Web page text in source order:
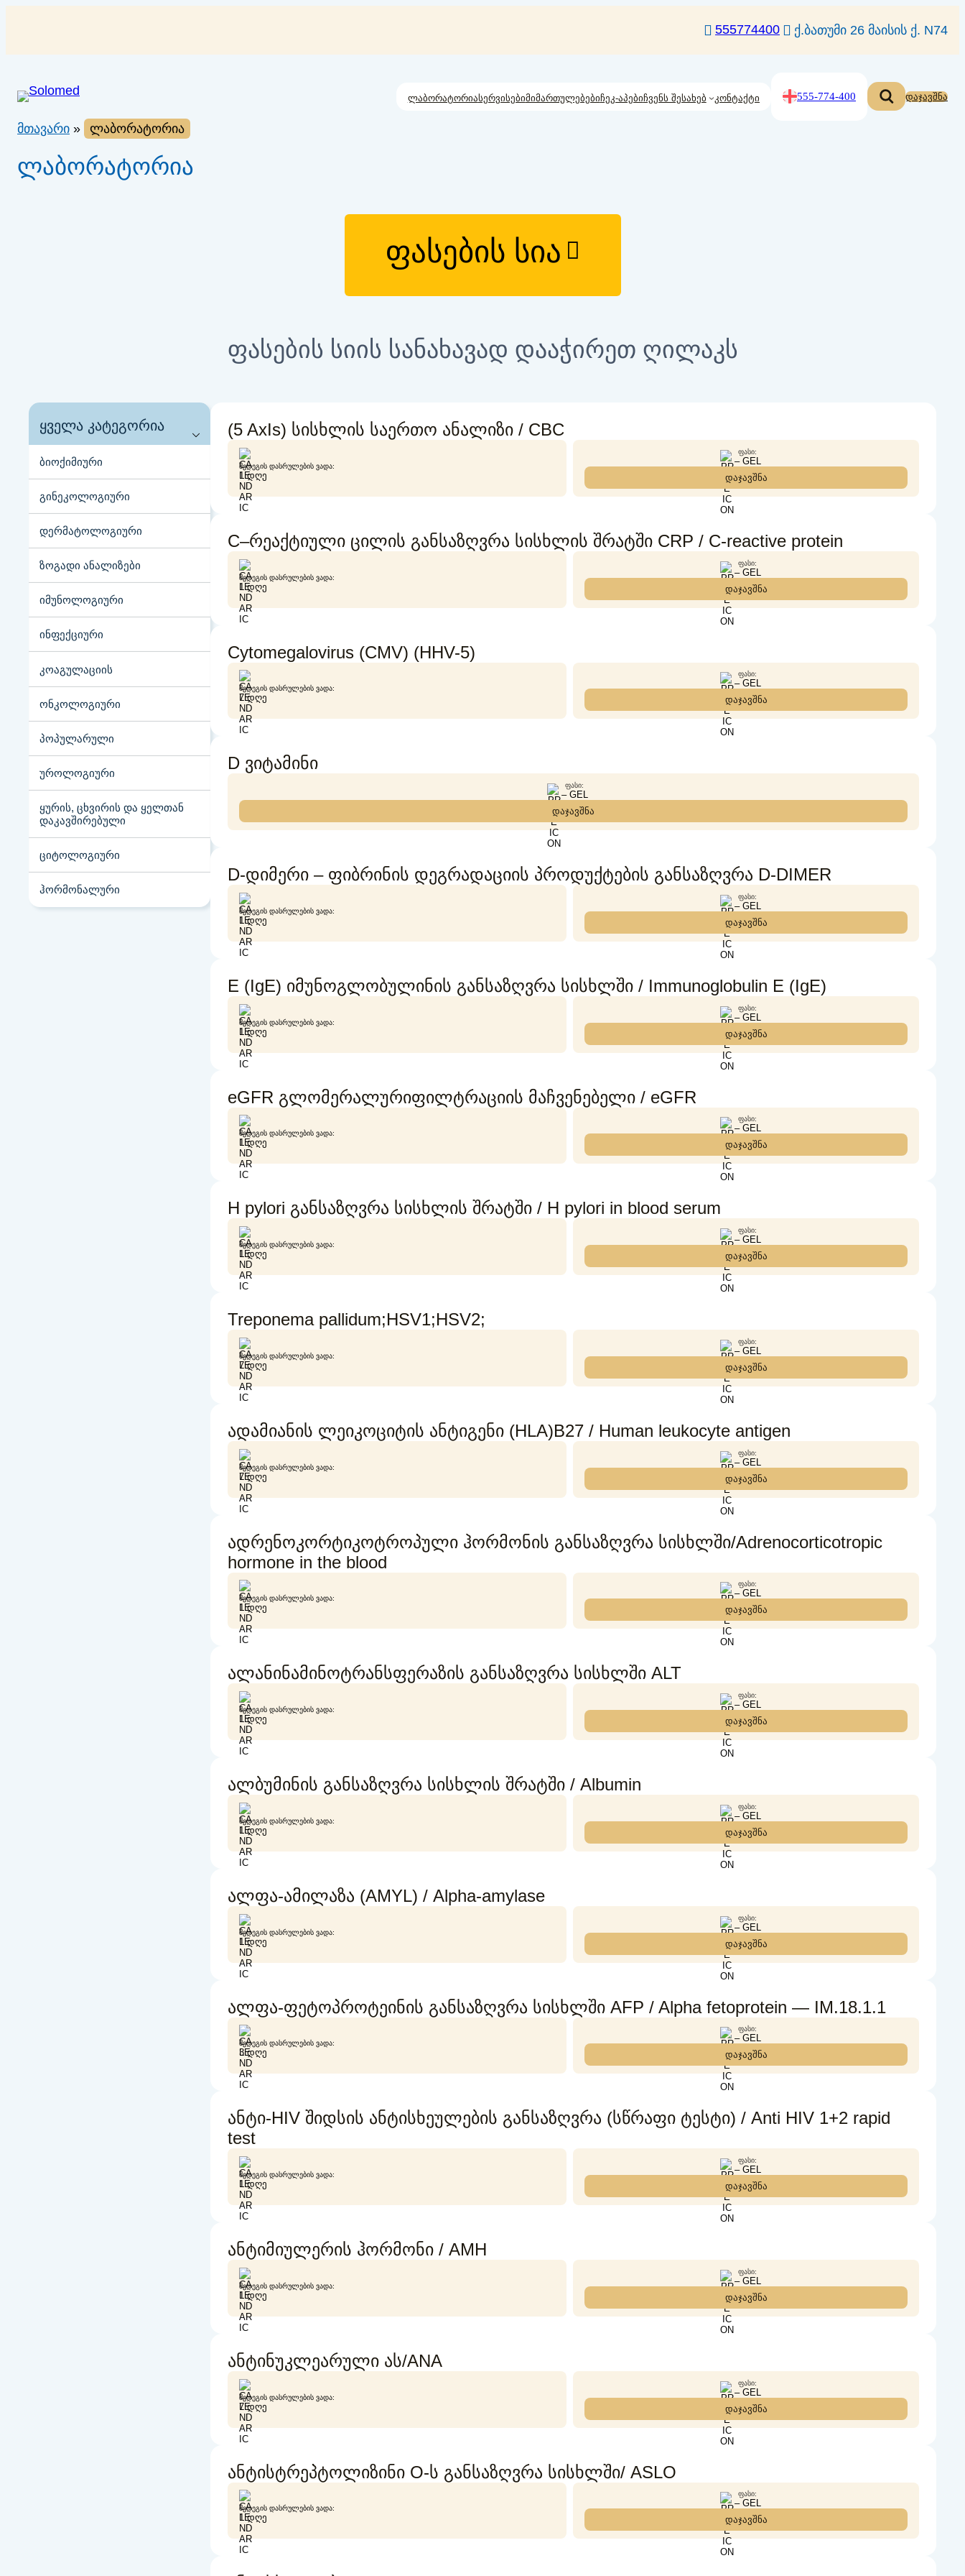
555774400 ქ.ბათუმი 26 მაისის ქ. N74
ლაბორატორიასერვისებიმიმართულებებიჩეკ-აპებიჩვენს შესახებ კონტაქტი 555-774-400 დაჯავშნა
მთავარი » ლაბორატორია
ლაბორატორია
ფასების სია
ფასების სიის სანახავად დააჭირეთ ღილაკს
ყველა კატეგორია
ბიოქიმიური
გინეკოლოგიური
დერმატოლოგიური
ზოგადი ანალიზები
იმუნოლოგიური
ინფექციური
კოაგულაციის
ონკოლოგიური
პოპულარული
უროლოგიური
ყურის, ცხვირის და ყელთან
დაკავშირებული
ციტოლოგიური
ჰორმონალური
(5 AxIs) სისხლის საერთო ანალიზი / CBC
ᲨᲔᲓᲔᲒᲘᲡ ᲓᲐᲡᲠᲣᲚᲔᲑᲘᲡ ᲕᲐᲓᲐ:
1 ᲓᲦᲔ
ᲤᲐᲡᲘ:
– GEL
დაჯავშნა
C–რეაქტიული ცილის განსაზღვრა სისხლის შრატში CRP / C-reactive protein
ᲨᲔᲓᲔᲒᲘᲡ ᲓᲐᲡᲠᲣᲚᲔᲑᲘᲡ ᲕᲐᲓᲐ:
1 ᲓᲦᲔ
ᲤᲐᲡᲘ:
– GEL
დაჯავშნა
Cytomegalovirus (CMV) (HHV-5)
ᲨᲔᲓᲔᲒᲘᲡ ᲓᲐᲡᲠᲣᲚᲔᲑᲘᲡ ᲕᲐᲓᲐ:
7 ᲓᲦᲔ
ᲤᲐᲡᲘ:
– GEL
დაჯავშნა
D ვიტამინი
ᲤᲐᲡᲘ:
– GEL
დაჯავშნა
D-დიმერი – ფიბრინის დეგრადაციის პროდუქტების განსაზღვრა D-DIMER
ᲨᲔᲓᲔᲒᲘᲡ ᲓᲐᲡᲠᲣᲚᲔᲑᲘᲡ ᲕᲐᲓᲐ:
1 ᲓᲦᲔ
ᲤᲐᲡᲘ:
– GEL
დაჯავშნა
E (IgE) იმუნოგლობულინის განსაზღვრა სისხლში / Immunoglobulin E (IgE)
ᲨᲔᲓᲔᲒᲘᲡ ᲓᲐᲡᲠᲣᲚᲔᲑᲘᲡ ᲕᲐᲓᲐ:
1 ᲓᲦᲔ
ᲤᲐᲡᲘ:
– GEL
დაჯავშნა
eGFR გლომერალურიფილტრაციის მაჩვენებელი / eGFR
ᲨᲔᲓᲔᲒᲘᲡ ᲓᲐᲡᲠᲣᲚᲔᲑᲘᲡ ᲕᲐᲓᲐ:
1 ᲓᲦᲔ
ᲤᲐᲡᲘ:
– GEL
დაჯავშნა
H pylori განსაზღვრა სისხლის შრატში / H pylori in blood serum
ᲨᲔᲓᲔᲒᲘᲡ ᲓᲐᲡᲠᲣᲚᲔᲑᲘᲡ ᲕᲐᲓᲐ:
1 ᲓᲦᲔ
ᲤᲐᲡᲘ:
– GEL
დაჯავშნა
Treponema pallidum;HSV1;HSV2;
ᲨᲔᲓᲔᲒᲘᲡ ᲓᲐᲡᲠᲣᲚᲔᲑᲘᲡ ᲕᲐᲓᲐ:
7 ᲓᲦᲔ
ᲤᲐᲡᲘ:
– GEL
დაჯავშნა
ადამიანის ლეიკოციტის ანტიგენი (HLA)B27 / Human leukocyte antigen
ᲨᲔᲓᲔᲒᲘᲡ ᲓᲐᲡᲠᲣᲚᲔᲑᲘᲡ ᲕᲐᲓᲐ:
7 ᲓᲦᲔ
ᲤᲐᲡᲘ:
– GEL
დაჯავშნა
ადრენოკორტიკოტროპული ჰორმონის განსაზღვრა სისხლში/Adrenocorticotropic
hormone in the blood
ᲨᲔᲓᲔᲒᲘᲡ ᲓᲐᲡᲠᲣᲚᲔᲑᲘᲡ ᲕᲐᲓᲐ:
1 ᲓᲦᲔ
ᲤᲐᲡᲘ:
– GEL
დაჯავშნა
ალანინამინოტრანსფერაზის განსაზღვრა სისხლში ALT
ᲨᲔᲓᲔᲒᲘᲡ ᲓᲐᲡᲠᲣᲚᲔᲑᲘᲡ ᲕᲐᲓᲐ:
1 ᲓᲦᲔ
ᲤᲐᲡᲘ:
– GEL
დაჯავშნა
ალბუმინის განსაზღვრა სისხლის შრატში / Albumin
ᲨᲔᲓᲔᲒᲘᲡ ᲓᲐᲡᲠᲣᲚᲔᲑᲘᲡ ᲕᲐᲓᲐ:
1 ᲓᲦᲔ
ᲤᲐᲡᲘ:
– GEL
დაჯავშნა
ალფა-ამილაზა (AMYL) / Alpha-amylase
ᲨᲔᲓᲔᲒᲘᲡ ᲓᲐᲡᲠᲣᲚᲔᲑᲘᲡ ᲕᲐᲓᲐ:
1 ᲓᲦᲔ
ᲤᲐᲡᲘ:
– GEL
დაჯავშნა
ალფა-ფეტოპროტეინის განსაზღვრა სისხლში AFP / Alpha fetoprotein — IM.18.1.1
ᲨᲔᲓᲔᲒᲘᲡ ᲓᲐᲡᲠᲣᲚᲔᲑᲘᲡ ᲕᲐᲓᲐ:
3 ᲓᲦᲔ
ᲤᲐᲡᲘ:
– GEL
დაჯავშნა
ანტი-HIV შიდსის ანტისხეულების განსაზღვრა (სწრაფი ტესტი) / Anti HIV 1+2 rapid
test
ᲨᲔᲓᲔᲒᲘᲡ ᲓᲐᲡᲠᲣᲚᲔᲑᲘᲡ ᲕᲐᲓᲐ:
1 ᲓᲦᲔ
ᲤᲐᲡᲘ:
– GEL
დაჯავშნა
ანტიმიულერის ჰორმონი / AMH
ᲨᲔᲓᲔᲒᲘᲡ ᲓᲐᲡᲠᲣᲚᲔᲑᲘᲡ ᲕᲐᲓᲐ:
1 ᲓᲦᲔ
ᲤᲐᲡᲘ:
– GEL
დაჯავშნა
ანტინუკლეარული ას/ANA
ᲨᲔᲓᲔᲒᲘᲡ ᲓᲐᲡᲠᲣᲚᲔᲑᲘᲡ ᲕᲐᲓᲐ:
7 ᲓᲦᲔ
ᲤᲐᲡᲘ:
– GEL
დაჯავშნა
ანტისტრეპტოლიზინი O-ს განსაზღვრა სისხლში/ ASLO
ᲨᲔᲓᲔᲒᲘᲡ ᲓᲐᲡᲠᲣᲚᲔᲑᲘᲡ ᲕᲐᲓᲐ:
1 ᲓᲦᲔ
ᲤᲐᲡᲘ:
– GEL
დაჯავშნა